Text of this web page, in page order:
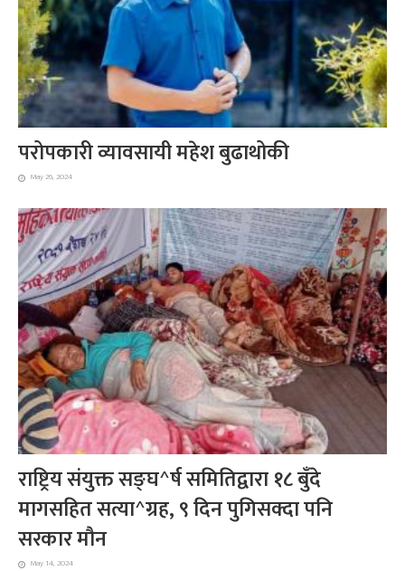
परोपकारी व्यावसायी महेश बुढाथोकी
May 26, 2024
राष्ट्रिय संयुक्त सङ्घ^र्ष समितिद्वारा १८ बुँदे
मागसहित सत्या^ग्रह, ९ दिन पुगिसक्दा पनि
सरकार मौन
May 14, 2024